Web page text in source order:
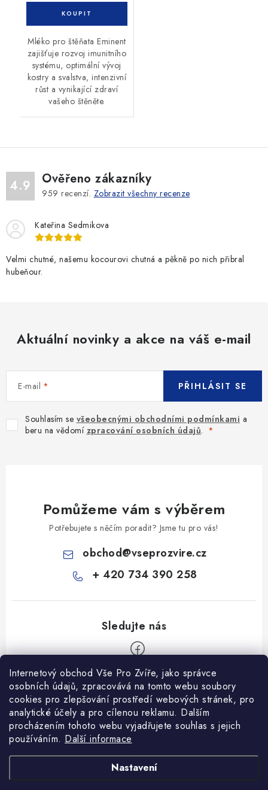
Internetový obchod Vše Pro Zvíře, jako správce
osobních údajů, zpracovává na tomto webu soubory
cookies pro zlepšování prostředí webových stránek, pro
analytické účely a pro cílenou reklamu. Dalším
procházením tohoto webu vyjadřujete souhlas s jejich
používáním. Další informace
Nastavení
Mléko pro štěňata Eminent
zajišťuje rozvoj imunitního
systému, optimální vývoj
kostry a svalstva, intenzivní
růst a vynikající zdraví
vašeho štěněte.
4.9 Ověřeno zákazníky
959 recenzí. Zobrazit všechny recenze
Kateřina Sedmikova
Velmi chutné, našemu kocourovi chutná a pěkně po nich přibral
hubeňour.
Aktuální novinky a akce na váš e-mail
E-mail
Souhlasím se všeobecnými obchodními podmínkami a
beru na vědomí zpracování osobních údajů.
PŘIHLÁSIT SE
Pomůžeme vám s výběrem
Potřebujete s něčím poradit? Jsme tu pro vás!
obchod@vseprozvire.cz
+ 420 734 390 258
Informace pro Vás
Ceník dopravy
Kontakty
Obchodní podmínky
Heuréka recenze